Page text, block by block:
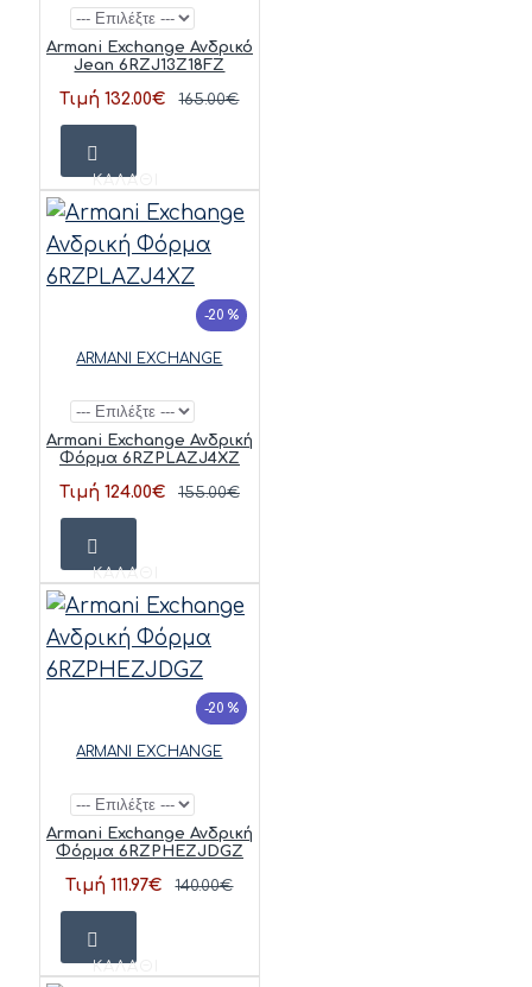
Armani Exchange Ανδρικό
Jean 6RZJ13Z18FZ
Τιμή 132.00€ 165.00€
ΚΑΛΆΘΙ
-20 %
ARMANI EXCHANGE
Armani Exchange Ανδρική
Φόρμα 6RZPLAZJ4XZ
Τιμή 124.00€ 155.00€
ΚΑΛΆΘΙ
-20 %
ARMANI EXCHANGE
Armani Exchange Ανδρική
Φόρμα 6RZPHEZJDGZ
Τιμή 111.97€ 140.00€
ΚΑΛΆΘΙ